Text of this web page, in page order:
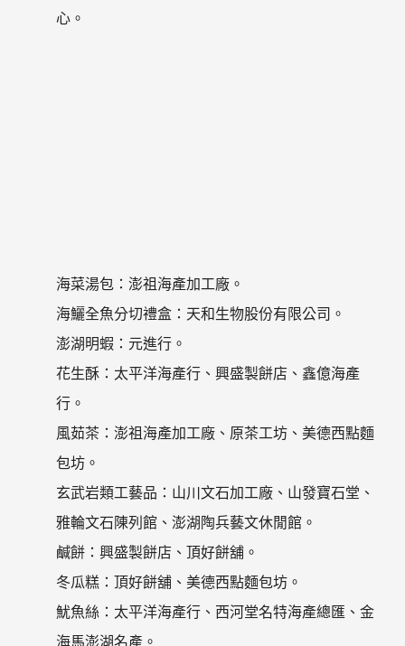
心。
海菜湯包：澎祖海產加工廠。
海鱺全魚分切禮盒：天和生物股份有限公司。
澎湖明蝦：元進行。
花生酥：太平洋海產行、興盛製餅店、鑫億海產
行。
風茹茶：澎祖海產加工廠、原茶工坊、美德西點麵
包坊。
玄武岩類工藝品：山川文石加工廠、山發寶石堂、
雅輪文石陳列館、澎湖陶兵藝文休閒館。
鹹餅：興盛製餅店、頂好餅舖。
冬瓜糕：頂好餅舖、美德西點麵包坊。
魷魚絲：太平洋海產行、西河堂名特海產總匯、金
海馬澎湖名產。